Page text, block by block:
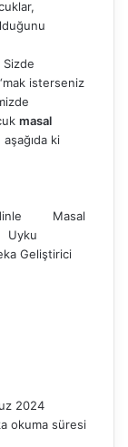
Sizde
‘mak isterseniz
masal
ki
Masal
Uyku
Geliştirici
2024
okuma süresi